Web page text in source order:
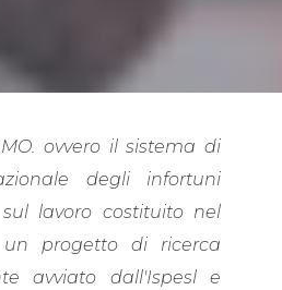
ovvero il sistema di
degli infortuni
lavoro costituito nel
progetto di ricerca
avviato dall'Ispesl e